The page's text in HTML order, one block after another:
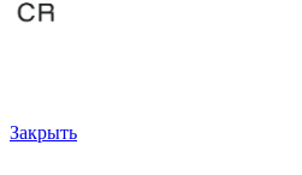
Закрыть